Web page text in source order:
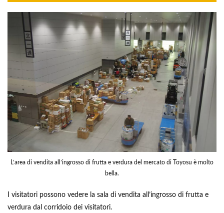
L’area di vendita all’ingrosso di frutta e verdura del mercato di Toyosu è molto
bella.
I visitatori possono vedere la sala di vendita all’ingrosso di frutta e
verdura dal corridoio dei visitatori.